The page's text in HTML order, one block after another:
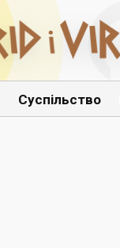
Суспільство